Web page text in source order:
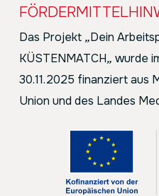
Das Projekt „Dein
KÜSTENMATCH„ wurde
30.11.2025 finanziert aus
Union und des Landes